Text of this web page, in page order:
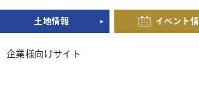
土地情報 イベント
企業様向けサイト